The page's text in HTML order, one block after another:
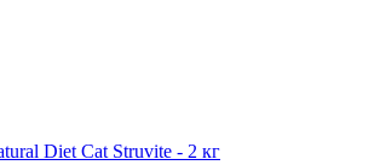
Diet Cat Struvite - 2 кг